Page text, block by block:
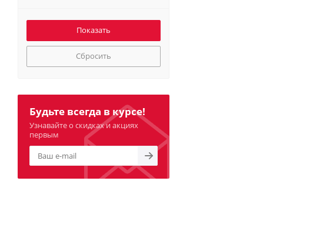
Сбросить
Будьте всегда в курсе!
Узнавайте о скидках и акциях
первым